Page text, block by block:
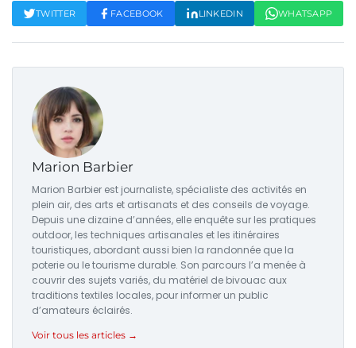
TWITTER FACEBOOK LINKEDIN WHATSAPP
Marion Barbier
Marion Barbier est journaliste, spécialiste des activités en
plein air, des arts et artisanats et des conseils de voyage.
Depuis une dizaine d’années, elle enquête sur les pratiques
outdoor, les techniques artisanales et les itinéraires
touristiques, abordant aussi bien la randonnée que la
poterie ou le tourisme durable. Son parcours l’a menée à
couvrir des sujets variés, du matériel de bivouac aux
traditions textiles locales, pour informer un public
d’amateurs éclairés.
Voir tous les articles →